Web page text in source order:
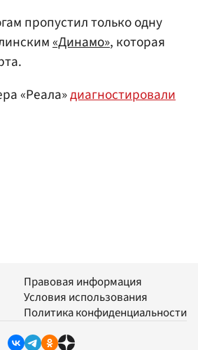
пропустил только одну
«Динамо», которая
«Реала»диагностировали
Правовая информация
Условия использования
Политика конфиденциальности